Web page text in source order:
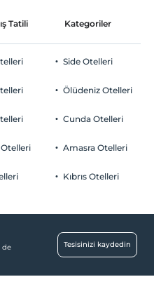
Tatili Kategoriler
Side Otelleri
Ölüdeniz Otelleri
Cunda Otelleri
Amasra Otelleri
Kıbrıs Otelleri
de
Tesisinizi kaydedin